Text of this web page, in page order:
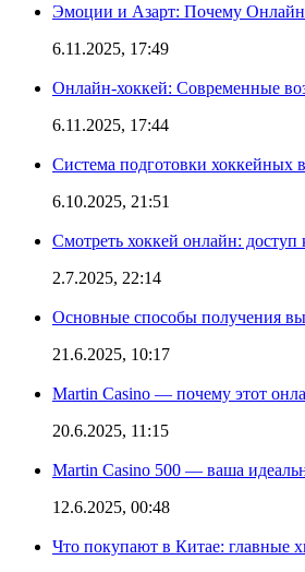
Эмоции и Азарт: Почему
6.11.2025, 17:49
Онлайн-хоккей: Современные
6.11.2025, 17:44
Система подготовки хоккейных
6.10.2025, 21:51
Смотреть хоккей онлайн:
2.7.2025, 22:14
Основные способы получения
21.6.2025, 10:17
Martin Casino — почему этот
20.6.2025, 11:15
Martin Casino 500 — ваша
12.6.2025, 00:48
Что покупают в Китае: главные